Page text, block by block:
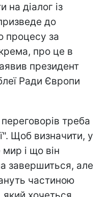
на діалог із
до
процесу за
про це в
президент
Ради Європи
треба
Щоб визначити, у
і що він
завершиться, але
частиною